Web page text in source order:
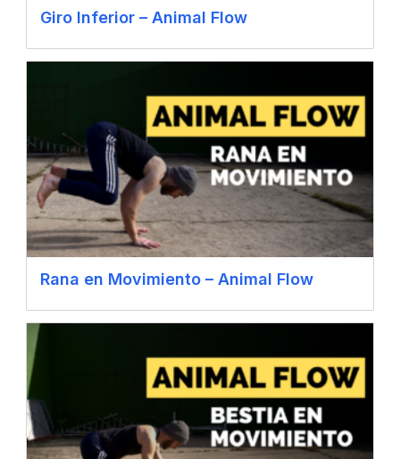
Giro Inferior – Animal Flow
Rana en Movimiento – Animal Flow